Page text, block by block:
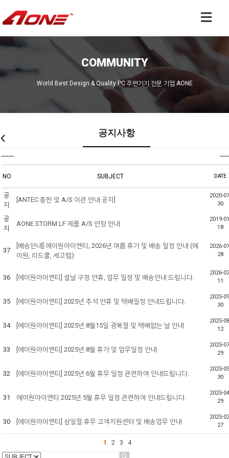
COMMUNITY
World Best Design & Quality PC 주변기기 전문 기업 AONE
공지사항
NO SUBJECT DATE
공
지
[ANTEC 총판 및 A/S 이관 안내 공지]
2020-
30
공
지
AONE STORM LF 제품 A/S 연장 안내
2019-
18
37
[배송안내] 에이원아이엔티, 2026년 여름 휴가 및 배송 일정 안내 (에
이원, 리드쿨, 세고텝)
2026-
28
36 [에이원아이엔티] 설날 구정 연휴, 업무 일정 및 배송안내 드립니다.
2026-
11
35 [에이원아이엔티] 2025년 추석 연휴 및 택배일정 안내드립니다.
2025-
30
34 [에이원아이엔티] 2025년 8월15일 광복절 및 택배없는 날 안내
2025-
12
33 [에이원아이엔티] 2025년 8월 휴가 및 업무일정 안내
2025-
29
32 [에이원아이엔티] 2025년 6월 휴무 일정 관련하여 안내드립니다.
2025-
30
31 에이원아이엔티 2025년 5월 휴무 일정 관련하여 안내드립니다.
2025-
29
30 [에이원아이엔티] 삼일절 휴무 고객지원센터 및 배송업무 안내
2025-
27
1 2 3 4